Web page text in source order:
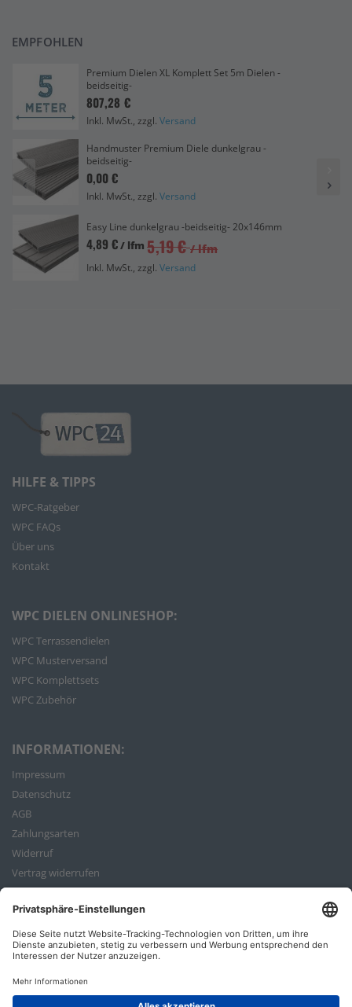
EMPFOHLEN
Premium Dielen XL Komplett Set 5m Dielen -
beidseitig-
807,28 €
Inkl. MwSt., zzgl. Versand
Handmuster Premium Diele dunkelgrau -
beidseitig-
0,00 €
Inkl. MwSt., zzgl. Versand
Easy Line dunkelgrau -beidseitig- 20x146mm
4,89 €/ lfm 5,19 € / lfm
Inkl. MwSt., zzgl. Versand
HILFE & TIPPS
WPC-Ratgeber
WPC FAQs
Über uns
Kontakt
WPC DIELEN ONLINESHOP:
WPC Terrassendielen
WPC Musterversand
WPC Komplettsets
WPC Zubehör
INFORMATIONEN:
Impressum
Datenschutz
AGB
Zahlungsarten
Widerruf
Vertrag widerrufen
Bestellvorgang
ZAHLUNGSARTEN: